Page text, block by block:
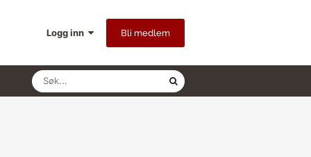
Logg inn Bli medlem